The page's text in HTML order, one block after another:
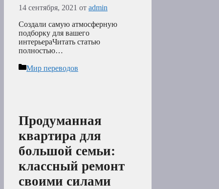
14 сентября, 2021 от admin
Создали самую атмосферную
подборку для вашего
интерьераЧитать статью
полностью…
Рубрики
Мир переводов
Продуманная
квартира для
большой семьи:
классный ремонт
своими силами